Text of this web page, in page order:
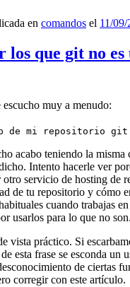
en comandos el 11/
los que git no es
escucho muy a menudo:
de mi repositorio
acabo teniendo la misma
Intento hacerle ver
servicio de hosting de
de tu repositorio y cómo
cuando trabajas
usarlos para lo que no son.
vista práctico. Si
esta frase se esconda un
de ciertas
corregir con este artículo.